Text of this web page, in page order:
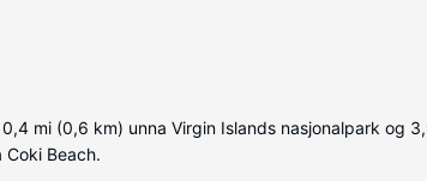
mi (0,6 km) unna Virgin Islands nasjonalpark og
Coki Beach.